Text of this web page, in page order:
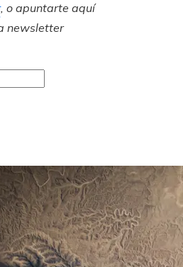
, o apuntarte aquí
newsletter